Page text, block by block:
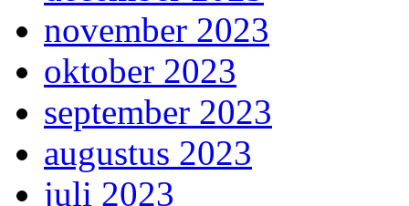
november 2023
oktober 2023
september 2023
augustus 2023
juli 2023